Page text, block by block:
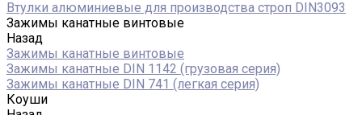
Втулки алюминиевые для производства строп DIN3093
Зажимы канатные винтовые
Назад
Зажимы канатные винтовые
Зажимы канатные DIN 1142 (грузовая серия)
Зажимы канатные DIN 741 (легкая серия)
Коуши